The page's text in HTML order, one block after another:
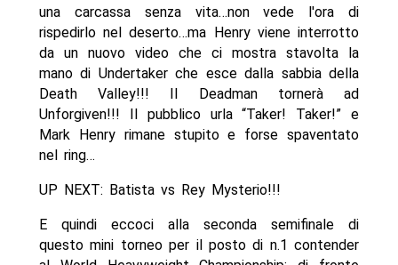
una carcassa senza vita…non vede l'ora di
rispedirlo nel deserto…ma Henry viene interrotto
da un nuovo video che ci mostra stavolta la
mano di Undertaker che esce dalla sabbia della
Death Valley!!! Il Deadman tornerà ad
Unforgiven!!! Il pubblico urla “Taker! Taker!” e
Mark Henry rimane stupito e forse spaventato
nel ring…
UP NEXT: Batista vs Rey Mysterio!!!
E quindi eccoci alla seconda semifinale di
questo mini torneo per il posto di n.1 contender